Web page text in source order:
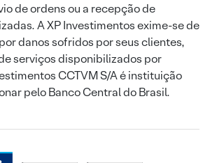
de ordens ou a recepção de
A XP Investimentos exime-se de
danos sofridos por seus clientes,
serviços disponibilizados por
CCTVM S/A é instituição
pelo Banco Central do Brasil.